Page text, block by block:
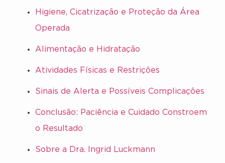
Higiene, Cicatrização e Proteção da Área
Operada
Alimentação e Hidratação
Atividades Físicas e Restrições
Sinais de Alerta e Possíveis Complicações
Conclusão: Paciência e Cuidado Constroem
o Resultado
Sobre a Dra. Ingrid Luckmann